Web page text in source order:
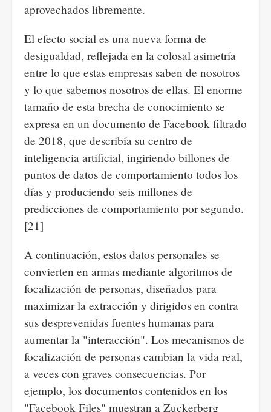
aprovechados libremente.
El efecto social es una nueva forma de
desigualdad, reflejada en la colosal asimetría
entre lo que estas empresas saben de nosotros
y lo que sabemos nosotros de ellas. El enorme
tamaño de esta brecha de conocimiento se
expresa en un documento de Facebook filtrado
de 2018, que describía su centro de
inteligencia artificial, ingiriendo billones de
puntos de datos de comportamiento todos los
días y produciendo seis millones de
predicciones de comportamiento por segundo.
[21]
A continuación, estos datos personales se
convierten en armas mediante algoritmos de
focalización de personas, diseñados para
maximizar la extracción y dirigidos en contra
sus desprevenidas fuentes humanas para
aumentar la "interacción". Los mecanismos de
focalización de personas cambian la vida real,
a veces con graves consecuencias. Por
ejemplo, los documentos contenidos en los
"Facebook Files" muestran a Zuckerberg